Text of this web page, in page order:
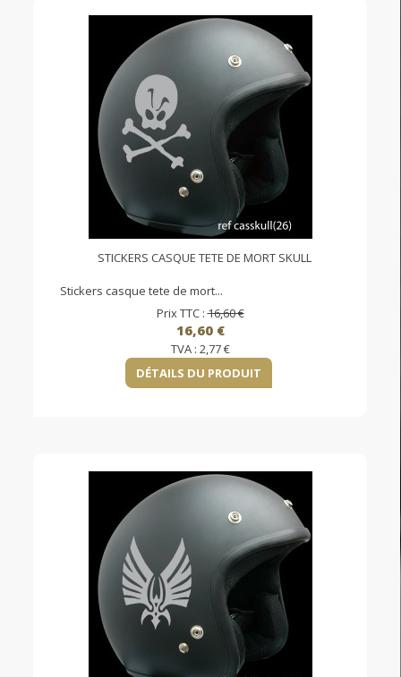
STICKERS CASQUE TETE DE MORT SKULL
Stickers casque tete de mort...
Prix TTC :16,60 €
16,60 €
TVA : 2,77 €
DÉTAILS DU PRODUIT